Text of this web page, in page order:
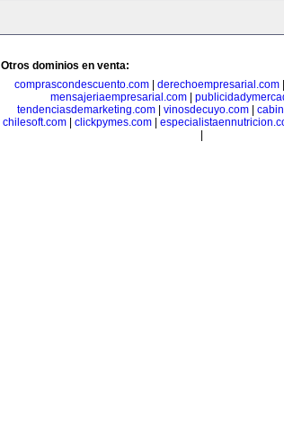
Otros dominios en venta:
comprascondescuento.com
derechoempresarial.com
mensajeriaempresarial.com|
tendenciasdemarketing.com| vinosdecuyo.com|
chilesoft.com
clickpymes.com